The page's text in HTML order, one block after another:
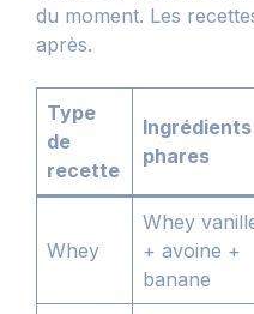
du moment. Les
après.
Type
de
recette
Ingrédients
phares
Whey
Whey
+ avoine +
banane